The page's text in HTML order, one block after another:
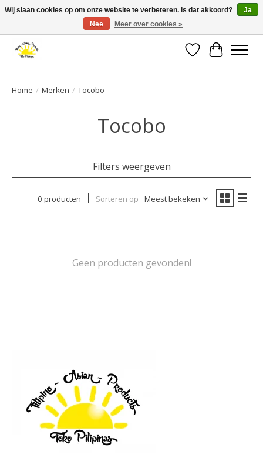
Large selection of products and fast shipping!
Verlanglijst
Home / Merken / Tocobo
Tocobo
Filters weergeven
0 producten Sorteren op Meest bekeken
Geen producten gevonden!
Wij slaan cookies op om onze website te verbeteren. Is dat akkoord?
Ja
Nee
Meer over cookies »